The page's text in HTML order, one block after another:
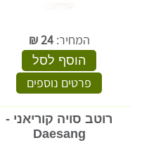
המחיר:24
₪
הוסף לסל
פרטים נוספים
רוטב סויה קוריאני -
Daesang